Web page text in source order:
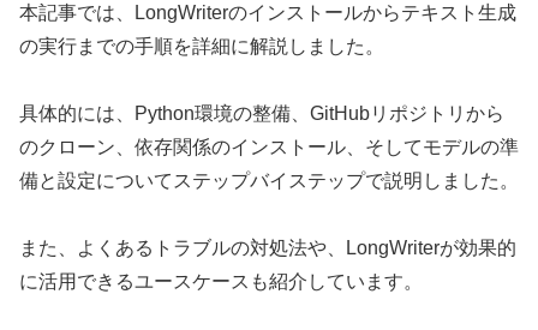
本記事では、LongWriterのインストールからテキスト生成
の実行までの手順を詳細に解説しました。
具体的には、Python環境の整備、GitHubリポジトリから
のクローン、依存関係のインストール、そしてモデルの準
備と設定についてステップバイステップで説明しました。
また、よくあるトラブルの対処法や、LongWriterが効果的
に活用できるユースケースも紹介しています。